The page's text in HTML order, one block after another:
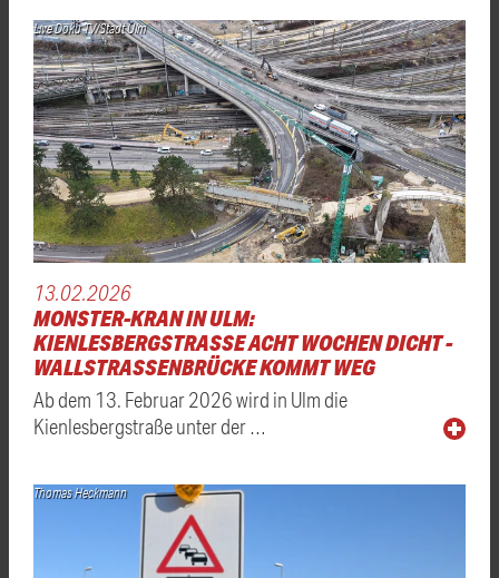
Live Doku TV/Stadt Ulm
13.02.2026
MONSTER-KRAN IN ULM:
KIENLESBERGSTRASSE ACHT WOCHEN DICHT - W
ALLSTRASSENBRÜCKE KOMMT WEG
Ab dem 13. Februar 2026 wird in Ulm die
Kienlesbergstraße unter der …
Thomas Heckmann